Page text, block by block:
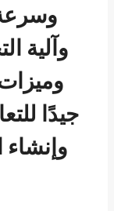
وآلية
جيدًا
وإنشاء